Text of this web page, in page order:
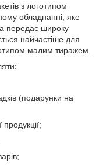
з логотипом
обладнанні, яке
передає широку
найчастіше для
малим тиражем.
(подарунки на